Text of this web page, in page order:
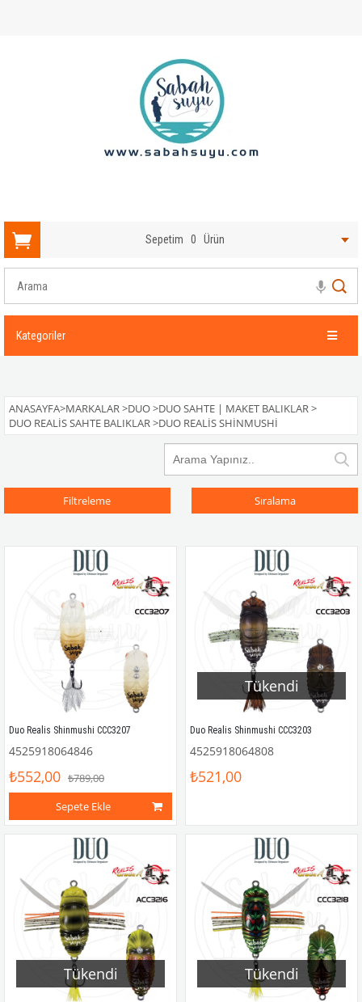
Sepetim 0 Ürün
Kategoriler
ANASAYFA>MARKALAR>DUO>DUO SAHTE | MAKET BALIKLAR>
DUO REALIS SAHTE BALIKLAR>DUO REALIS SHINMUSHI
Filtreleme Sıralama
Duo Realis Shinmushi CCC3207
4525918064846
₺552,00 ₺789,00
Sepete Ekle
Tükendi
Duo Realis Shinmushi CCC3203
4525918064808
₺521,00
Tükendi Tükendi